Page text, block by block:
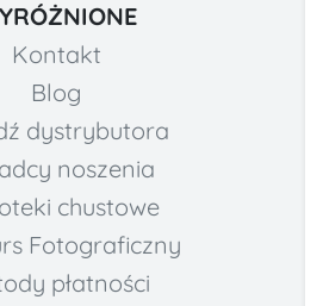
Kontakt
Blog
dystrybutora
noszenia
chustowe
Fotograficzny
płatności